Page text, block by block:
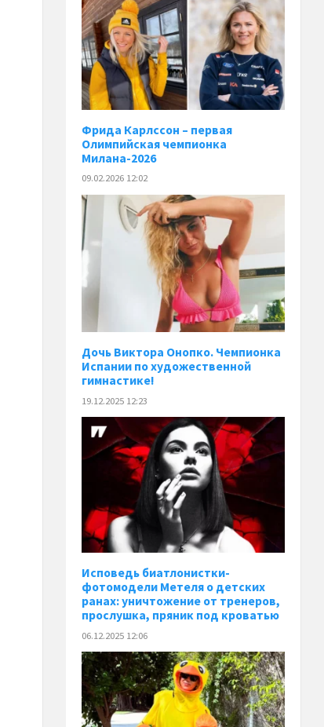
Фрида Карлссон – первая
Олимпийская чемпионка
Милана-2026
09.02.2026 12:02
Дочь Виктора Онопко. Чемпионка
Испании по художественной
гимнастике!
19.12.2025 12:23
Исповедь биатлонистки-
фотомодели Метеля о детских
ранах: уничтожение от тренеров,
прослушка, пряник под кроватью
06.12.2025 12:06